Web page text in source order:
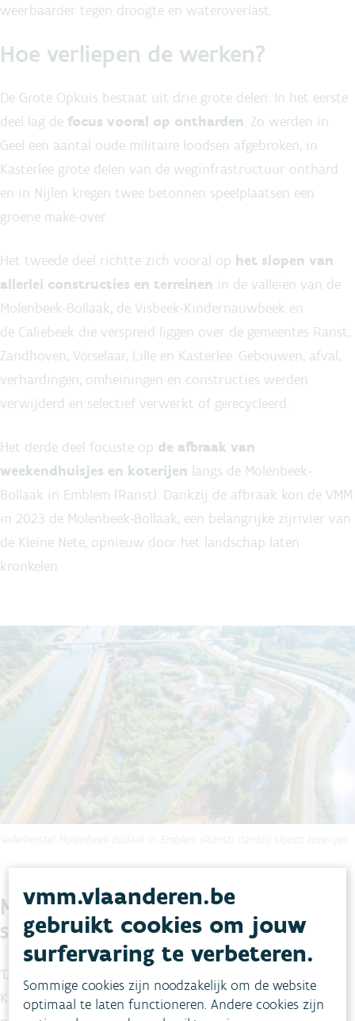
weerbaarder tegen droogte en wateroverlast.
Hoe verliepen de werken?
De Grote Opkuis bestaat uit drie grote delen. In het eerste
deel lag de focus vooral op ontharden. Zo werden in
Geel een aantal oude militaire loodsen afgebroken, in
Kasterlee grote delen van de weginfrastructuur onthard
en in Nijlen kregen twee betonnen speelplaatsen een
groene make-over.
Het tweede deel richtte zich vooral op het slopen van
allerlei constructies en terreinen in de valleien van de
Molenbeek-Bollaak, de Visbeek-Kindernauwbeek en
de Caliebeek die verspreid liggen over de gemeentes Ranst,
Zandhoven, Vorselaar, Lille en Kasterlee. Gebouwen, afval,
verhardingen, omheiningen en constructies werden
verwijderd en selectief verwerkt of gerecycleerd.
Het derde deel focuste op de afbraak van
weekendhuisjes en koterijen langs de Molenbeek-
Bollaak in Emblem (Ranst). Dankzij de afbraak kon de VMM
in 2023 de Molenbeek-Bollaak, een belangrijke zijrivier van
de Kleine Nete, opnieuw door het landschap laten
kronkelen.
Meer efficiëntie door
samenwerking
‘De Grote Opkuis’ is een initiatief van de gebiedscoalitie
Kleine Nete en werd uitgevoerd door diverse lokale
vmm.vlaanderen.be
gebruikt cookies om jouw
surfervaring te verbeteren.
Sommige cookies zijn noodzakelijk om de website
optimaal te laten functioneren. Andere cookies zijn